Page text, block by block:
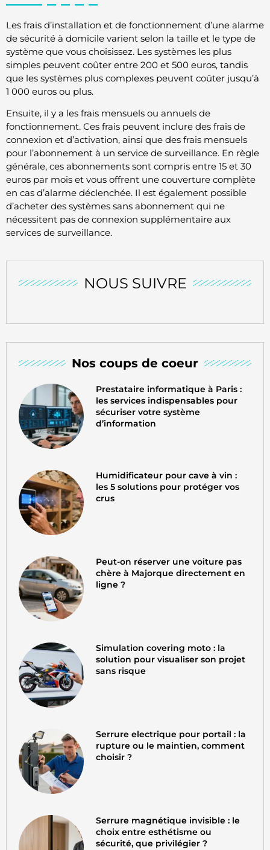
NOUS SUIVRE
Nos coups de coeur
Prestataire informatique à Paris :
les services indispensables pour
sécuriser votre système
d’information
Humidificateur pour cave à vin :
les 5 solutions pour protéger vos
crus
Peut-on réserver une voiture pas
chère à Majorque directement en
ligne ?
Simulation covering moto : la
solution pour visualiser son projet
sans risque
Serrure electrique pour portail : la
rupture ou le maintien, comment
choisir ?
Serrure magnétique invisible : le
choix entre esthétisme ou
sécurité, que privilégier ?
Les frais d’installation et de fonctionnement d’une alarme
de sécurité à domicile varient selon la taille et le type de
système que vous choisissez. Les systèmes les plus
simples peuvent coûter entre 200 et 500 euros, tandis
que les systèmes plus complexes peuvent coûter jusqu’à
1 000 euros ou plus.
Ensuite, il y a les frais mensuels ou annuels de
fonctionnement. Ces frais peuvent inclure des frais de
connexion et d’activation, ainsi que des frais mensuels
pour l’abonnement à un service de surveillance. En règle
générale, ces abonnements sont compris entre 15 et 30
euros par mois et vous offrent une couverture complète
en cas d’alarme déclenchée. Il est également possible
d’acheter des systèmes sans abonnement qui ne
nécessitent pas de connexion supplémentaire aux
services de surveillance.